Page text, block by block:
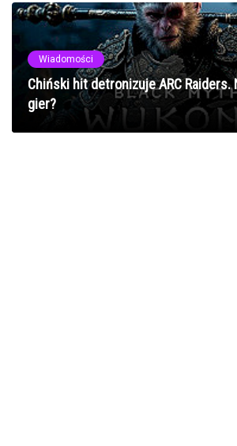
Wiadomości
Chiński hit detronizuje ARC Raiders.
gier?